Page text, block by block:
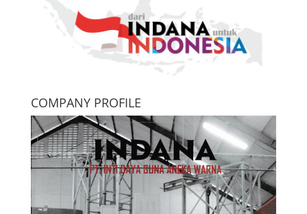
COMPANY PROFILE